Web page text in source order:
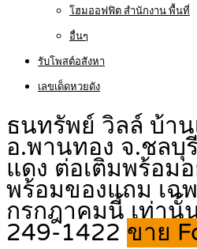
โฮมออฟฟิต สำนักงาน พื้นที่
อื่นๆ
รับโพสต์อสังหา
เลขเด็ดหวยดัง
ธนทรัพย์ วิลล์ บ้าน
อ.พานทอง จ.ชลบุ
แดง ต่อเติมพร้อม
พร้อมของแถม เฉ
กรกฎาคมนี้ เท่านั้
249-1422 ขาย